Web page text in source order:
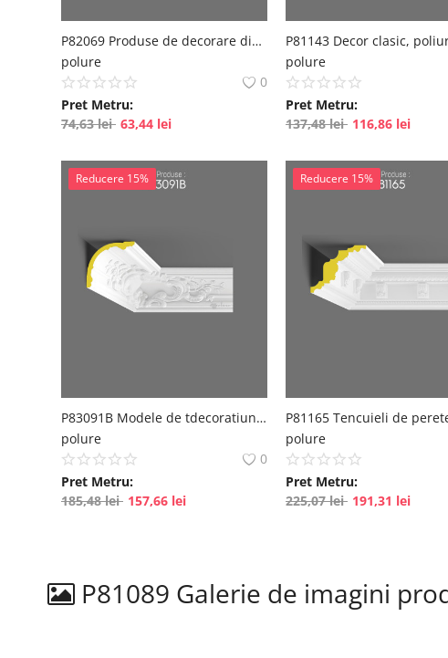
P82069 Produse de decorare din poliuretan
polure
0
Pret Metru:
74,63lei 63,44 lei
polure
Pret Metru:
137,48lei 116,86 lei
Reducere 15%
P83091B Modele de tdecoratiuni pentru perete echivalent ipsos
polure
0
Pret Metru:
185,48lei 157,66 lei
Reducere 15%
polure
Pret Metru:
225,07lei 191,31 lei
P81089 Galerie de imagini